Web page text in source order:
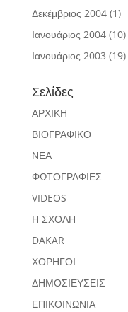
Δεκέμβριος 2004(1)
Ιανουάριος 2004(10)
Ιανουάριος 2003 (19)
Σελίδες
ΑΡΧΙΚΗ
ΒΙΟΓΡΑΦΙΚΟ
ΝΕΑ
ΦΩΤΟΓΡΑΦΙΕΣ
VIDEOS
Η ΣΧΟΛΗ
DAKAR
ΧΟΡΗΓΟΙ
ΔΗΜΟΣΙΕΥΣΕΙΣ
ΕΠΙΚΟΙΝΩΝΙΑ